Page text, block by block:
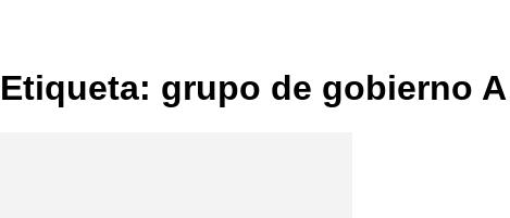
Etiqueta: grupo de gobierno